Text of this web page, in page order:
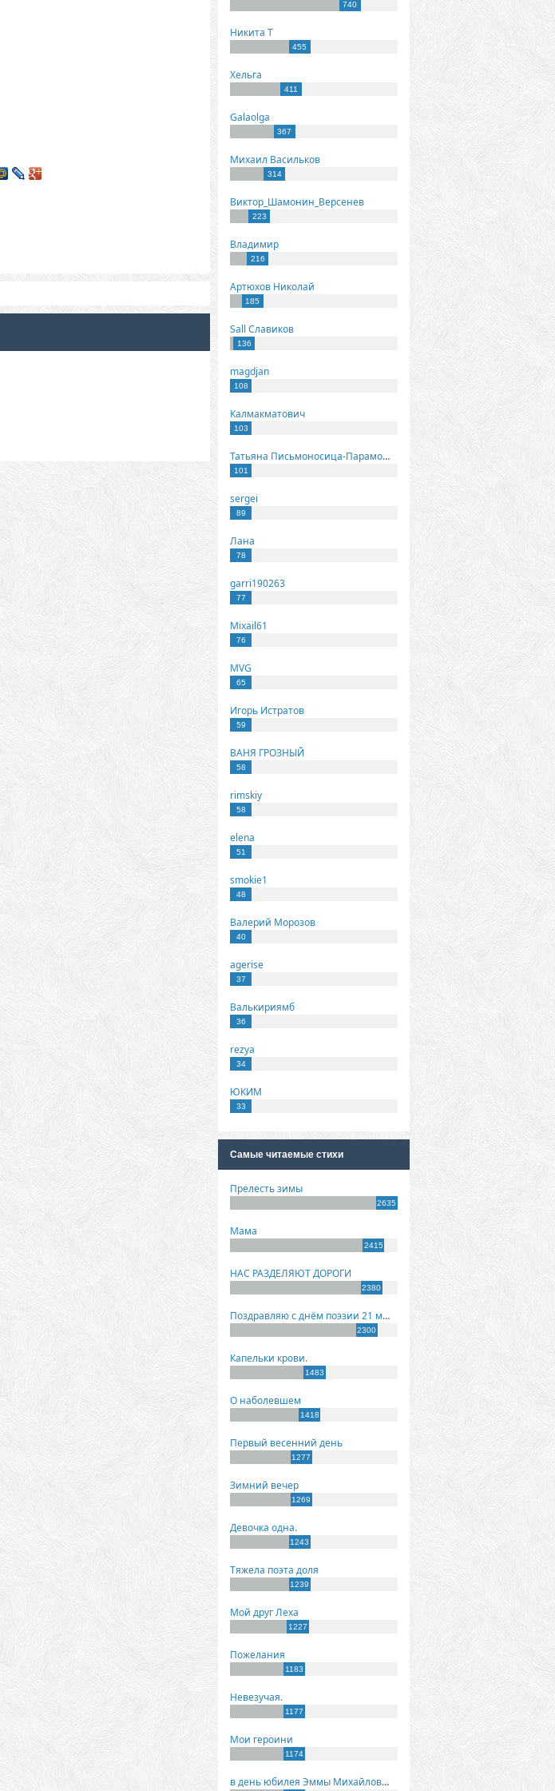
740
Никита Т
455
Хельга
411
Galaolga
367
Михаил Васильков
314
Виктор_Шамонин_Версенев
223
Владимир
216
Артюхов Николай
185
Sall Славиков
136
magdjan
108
Калмакматович
103
Татьяна Письмоносица-Парамонова
101
sergei
89
Лана
78
garri190263
77
Mixail61
76
MVG
65
Игорь Истратов
59
ВАНЯ ГРОЗНЫЙ
58
rimskiy
58
elena
51
smokie1
48
Валерий Морозов
40
agerise
37
Валькириямб
36
rezya
34
ЮКИМ
33
Самые читаемые стихи
Прелесть зимы
2635
Мама
2415
НАС РАЗДЕЛЯЮТ ДОРОГИ
2380
Поздравляю с днём поэзии 21 марта!
2300
Капельки крови.
1483
О наболевшем
1418
Первый весенний день
1277
Зимний вечер
1269
Девочка одна.
1243
Тяжела поэта доля
1239
Мой друг Леха
1227
Пожелания
1183
Невезучая.
1177
Мои героини
1174
в день юбилея Эммы Михайловны Киселевой